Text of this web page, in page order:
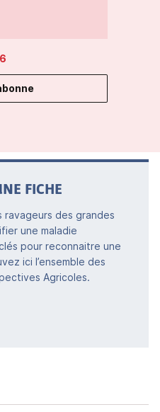
FICHE
des grandes
une maladie
pour reconnaitre une
ici l’ensemble des
Agricoles.